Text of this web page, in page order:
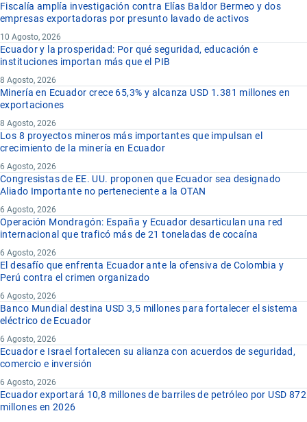
Fiscalía amplía investigación contra Elías Baldor Bermeo y dos
empresas exportadoras por presunto lavado de activos
10 Agosto, 2026
Ecuador y la prosperidad: Por qué seguridad, educación e
instituciones importan más que el PIB
8 Agosto, 2026
Minería en Ecuador crece 65,3% y alcanza USD 1.381 millones en
exportaciones
8 Agosto, 2026
Los 8 proyectos mineros más importantes que impulsan el
crecimiento de la minería en Ecuador
6 Agosto, 2026
Congresistas de EE. UU. proponen que Ecuador sea designado
Aliado Importante no perteneciente a la OTAN
6 Agosto, 2026
Operación Mondragón: España y Ecuador desarticulan una red
internacional que traficó más de 21 toneladas de cocaína
6 Agosto, 2026
El desafío que enfrenta Ecuador ante la ofensiva de Colombia y
Perú contra el crimen organizado
6 Agosto, 2026
Banco Mundial destina USD 3,5 millones para fortalecer el sistema
eléctrico de Ecuador
6 Agosto, 2026
Ecuador e Israel fortalecen su alianza con acuerdos de seguridad,
comercio e inversión
6 Agosto, 2026
Ecuador exportará 10,8 millones de barriles de petróleo por USD 872
millones en 2026